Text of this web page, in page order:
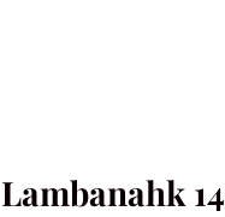
Lambanahk